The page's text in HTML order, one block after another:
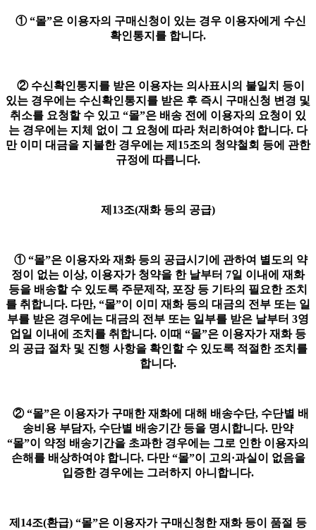
① “몰”은 이용자의 구매신청이 있는 경우 이용자에게 수신
확인통지를 합니다.
② 수신확인통지를 받은 이용자는 의사표시의 불일치 등이
있는 경우에는 수신확인통지를 받은 후 즉시 구매신청 변경 및
취소를 요청할 수 있고 “몰”은 배송 전에 이용자의 요청이 있
는 경우에는 지체 없이 그 요청에 따라 처리하여야 합니다. 다
만 이미 대금을 지불한 경우에는 제15조의 청약철회 등에 관한
규정에 따릅니다.
제13조(재화 등의 공급)
① “몰”은 이용자와 재화 등의 공급시기에 관하여 별도의 약
정이 없는 이상, 이용자가 청약을 한 날부터 7일 이내에 재화
등을 배송할 수 있도록 주문제작, 포장 등 기타의 필요한 조치
를 취합니다. 다만, “몰”이 이미 재화 등의 대금의 전부 또는 일
부를 받은 경우에는 대금의 전부 또는 일부를 받은 날부터 3영
업일 이내에 조치를 취합니다. 이때 “몰”은 이용자가 재화 등
의 공급 절차 및 진행 사항을 확인할 수 있도록 적절한 조치를
합니다.
② “몰”은 이용자가 구매한 재화에 대해 배송수단, 수단별 배
송비용 부담자, 수단별 배송기간 등을 명시합니다. 만약
“몰”이 약정 배송기간을 초과한 경우에는 그로 인한 이용자의
손해를 배상하여야 합니다. 다만 “몰”이 고의·과실이 없음을
입증한 경우에는 그러하지 아니합니다.
제14조(환급) “몰”은 이용자가 구매신청한 재화 등이 품절 등